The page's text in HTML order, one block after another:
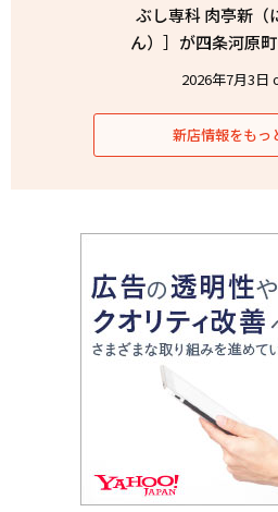
ぶし専科 肉亭新（
ん）］が四条河原
2026年7月3日
新店情報をもっ